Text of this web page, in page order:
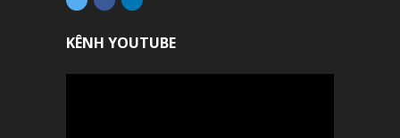
KÊNH YOUTUBE